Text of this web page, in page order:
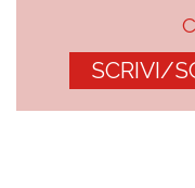
SCRIVI/